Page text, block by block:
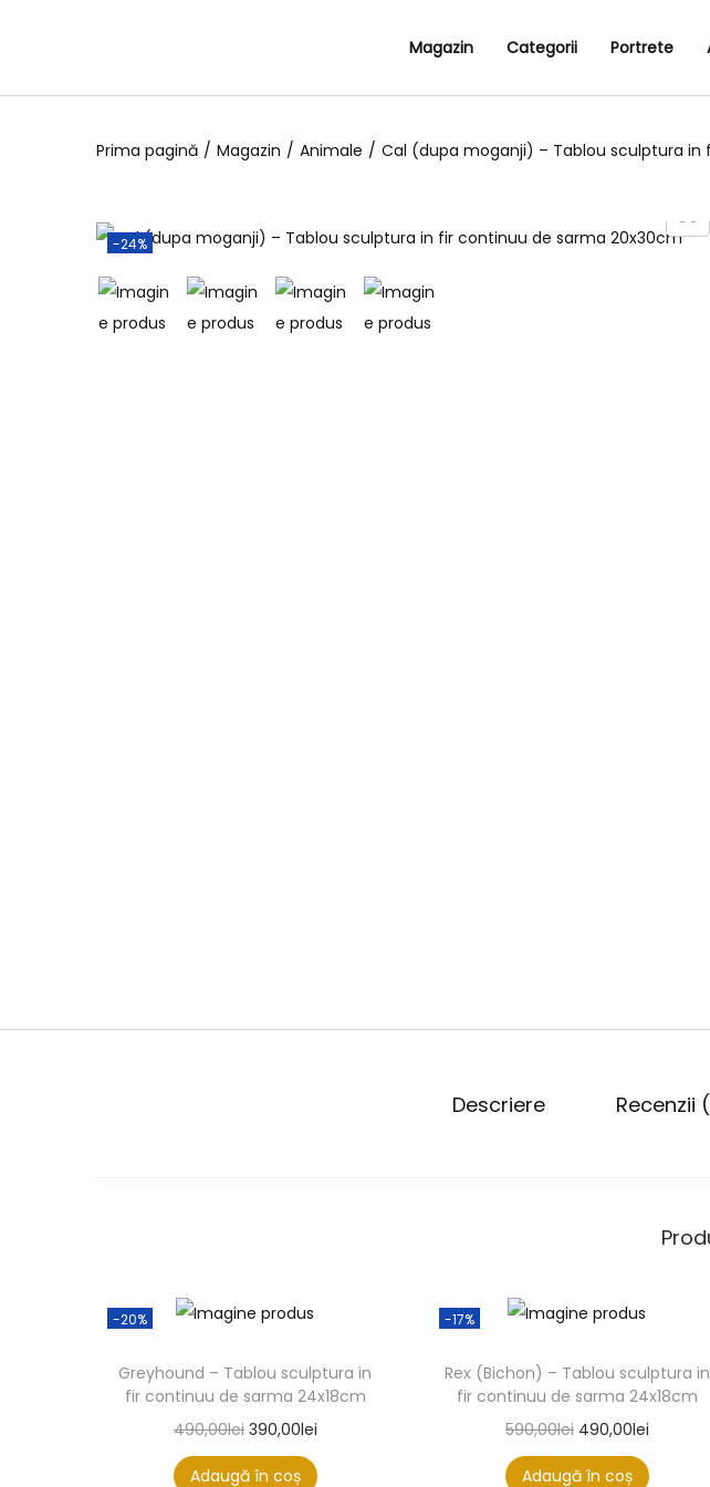
Magazin Categorii Portrete
Prima pagină / Magazin / Animale / Cal (dupa moganji) – Tablou sculptura
-24%
Descriere Recenzii
-20%
Greyhound – Tablou sculptura in
fir continuu de sarma 24x18cm
490,00lei 390,00lei
Adaugă în coș
-17%
Rex (Bichon) – Tablou sculptura in
fir continuu de sarma 24x18cm
590,00lei 490,00lei
Adaugă în coș